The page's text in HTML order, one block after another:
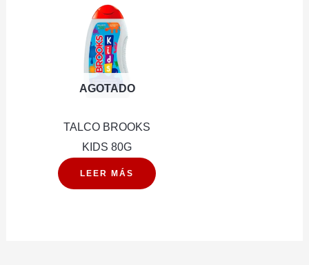
AGOTADO
TALCO BROOKS
KIDS 80G
LEER MÁS